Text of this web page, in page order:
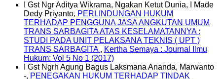
I Gst Ngr Aditya Wikrama, Ngakan Ketut Dunia, I Made
Dedy Priyanto, PERLINDUNGAN HUKUM
TERHADAP PENGGUNA JASA ANGKUTAN UMUM
TRANS SARBAGITA ATAS KESELAMATANNYA :
STUDI PADA UNIT PELAKSANA TEKNIS ( UPT )
TRANS SARBAGITA , Kertha Semaya : Journal Ilmu
Hukum: Vol 5 No 1 (2017)
I Gst Ngrh Agung Bagus Laksmana Ananda, Marwanto
-, PENEGAKAN HUKUM TERHADAP TINDAK